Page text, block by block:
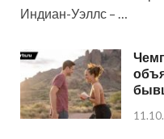
Индиан-Уэллс – …